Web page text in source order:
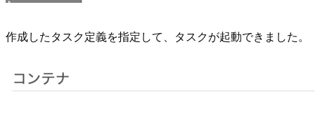
作成したタスク定義を指定して、タスクが起動できました。